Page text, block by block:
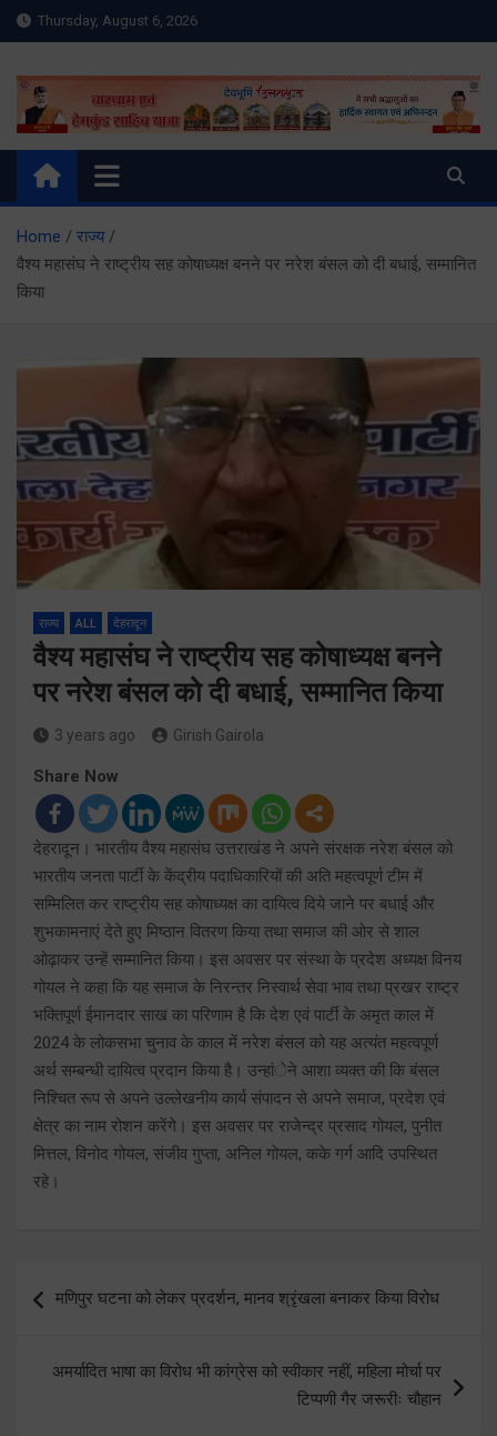
Skip
to
Thursday, August 6, 2026
Meru Raibar | Uttarakhand
News | Uttarkashi News
meruraibar.com
Home
राज्य
वैश्य महासंघ ने राष्ट्रीय सह कोषाध्यक्ष बनने पर नरेश बंसल को दी बधाई, सम्मानित
किया
राज्य ALL देहरादून
वैश्य महासंघ ने राष्ट्रीय सह कोषाध्यक्ष बनने
पर नरेश बंसल को दी बधाई, सम्मानित किया
3 years ago Girish Gairola
Share Now
देहरादून। भारतीय वैश्य महासंघ उत्तराखंड ने अपने संरक्षक नरेश बंसल को
भारतीय जनता पार्टी के केंद्रीय पदाधिकारियों की अति महत्वपूर्ण टीम में
सम्मिलित कर राष्ट्रीय सह कोषाध्यक्ष का दायित्व दिये जाने पर बधाई और
शुभकामनाएं देते हुए मिष्ठान वितरण किया तथा समाज की ओर से शाल
ओढ़ाकर उन्हें सम्मानित किया। इस अवसर पर संस्था के प्रदेश अध्यक्ष विनय
गोयल ने कहा कि यह समाज के निरन्तर निस्वार्थ सेवा भाव तथा प्रखर राष्ट्र
भक्तिपूर्ण ईमानदार साख का परिणाम है कि देश एवं पार्टी के अमृत काल में
2024 के लोकसभा चुनाव के काल में नरेश बंसल को यह अत्यंत महत्वपूर्ण
अर्थ सम्बन्धी दायित्व प्रदान किया है। उन्हांेने आशा व्यक्त की कि बंसल
निश्चित रूप से अपने उल्लेखनीय कार्य संपादन से अपने समाज, प्रदेश एवं
क्षेत्र का नाम रोशन करेंगे। इस अवसर पर राजेन्द्र प्रसाद गोयल, पुनीत
मित्तल, विनोद गोयल, संजीव गुप्ता, अनिल गोयल, कके गर्ग आदि उपस्थित
रहे।
navigation
मणिपुर घटना को लेकर प्रदर्शन, मानव श्रृंखला बनाकर किया विरोध
अमर्यादित भाषा का विरोध भी कांग्रेस को स्वीकार नहीं, महिला मोर्चा पर
टिप्पणी गैर जरूरीः चौहान